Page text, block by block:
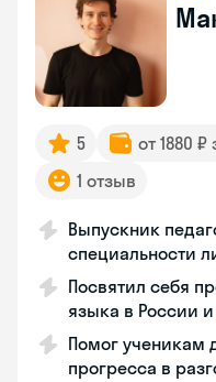
5 от 1880 ₽
1 отзыв
Выпускник
специальности
Посвятил себя
языка в России
Помог ученикам
прогресса в